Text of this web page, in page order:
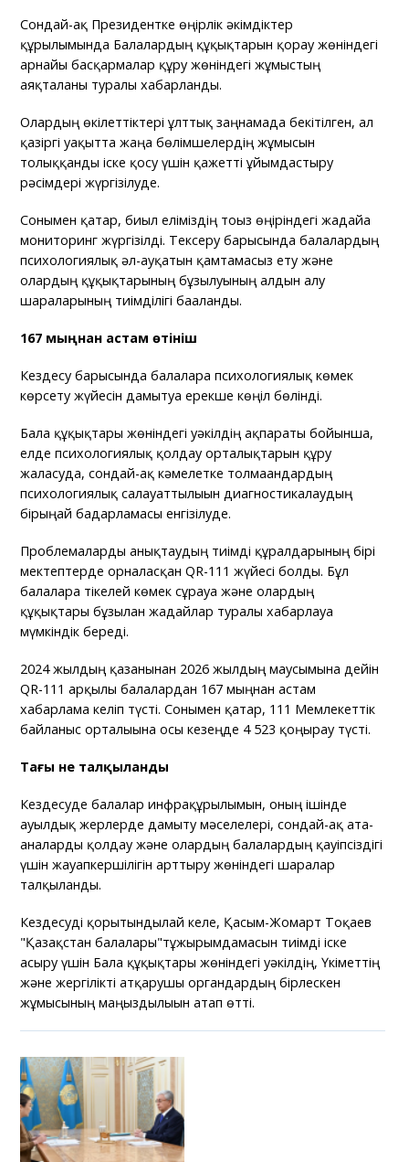
Сондай-ақ Президентке өңірлік әкімдіктер
құрылымында Балалардың құқықтарын қорғау жөніндегі
арнайы басқармалар құру жөніндегі жұмыстың
аяқталғаны туралы хабарланды.
Олардың өкілеттіктері ұлттық заңнамада бекітілген, ал
қазіргі уақытта жаңа бөлімшелердің жұмысын
толыққанды іске қосу үшін қажетті ұйымдастыру
рәсімдері жүргізілуде.
Сонымен қатар, биыл еліміздің тоғыз өңіріндегі жағдайға
мониторинг жүргізілді. Тексеру барысында балалардың
психологиялық әл-ауқатын қамтамасыз ету және
олардың құқықтарының бұзылуының алдын алу
шараларының тиімділігі бағаланды.
167 мыңнан астам өтініш
Кездесу барысында балаларға психологиялық көмек
көрсету жүйесін дамытуға ерекше көңіл бөлінді.
Бала құқықтары жөніндегі уәкілдің ақпараты бойынша,
елде психологиялық қолдау орталықтарын құру
жалғасуда, сондай-ақ кәмелетке толмағандардың
психологиялық салауаттылығын диагностикалаудың
бірыңғай бағдарламасы енгізілуде.
Проблемаларды анықтаудың тиімді құралдарының бірі
мектептерде орналасқан QR-111 жүйесі болды. Бұл
балаларға тікелей көмек сұрауға және олардың
құқықтары бұзылған жағдайлар туралы хабарлауға
мүмкіндік береді.
2024 жылдың қазанынан 2026 жылдың маусымына дейін
QR-111 арқылы балалардан 167 мыңнан астам
хабарлама келіп түсті. Сонымен қатар, 111 Мемлекеттік
байланыс орталығына осы кезеңде 4 523 қоңырау түсті.
Тағы не талқыланды
Кездесуде балалар инфрақұрылымын, оның ішінде
ауылдық жерлерде дамыту мәселелері, сондай-ақ ата-
аналарды қолдау және олардың балалардың қауіпсіздігі
үшін жауапкершілігін арттыру жөніндегі шаралар
талқыланды.
Кездесуді қорытындылай келе, Қасым-Жомарт Тоқаев
"Қазақстан балалары"тұжырымдамасын тиімді іске
асыру үшін Бала құқықтары жөніндегі уәкілдің, Үкіметтің
және жергілікті атқарушы органдардың бірлескен
жұмысының маңыздылығын атап өтті.